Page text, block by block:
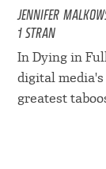
JENNIFER
1 STRAN
In Dying in
digital
greatest